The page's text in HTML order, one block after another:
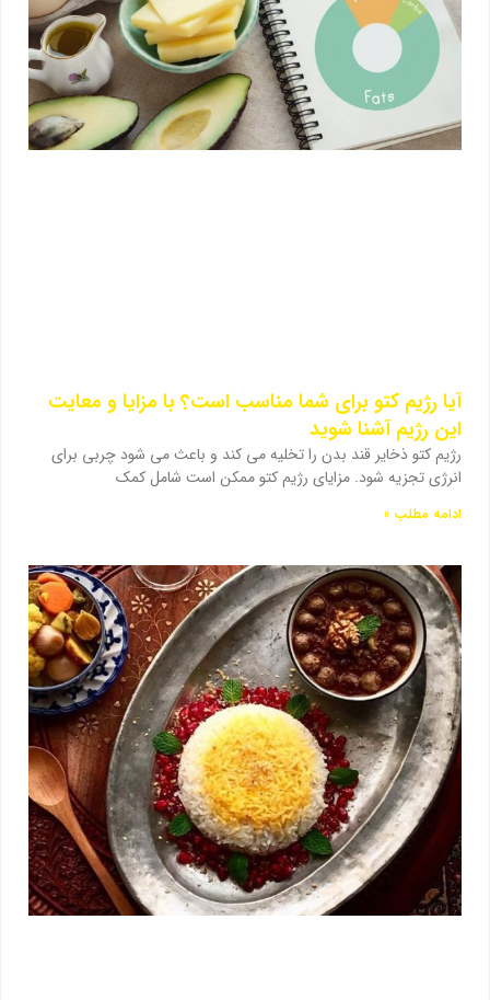
آیا رژیم کتو برای شما مناسب است؟ با مزایا و معایت
این رژیم آشنا شوید
رژیم کتو ذخایر قند بدن را تخلیه می کند و باعث می شود چربی برای
انرژی تجزیه شود. مزایای رژیم کتو ممکن است شامل کمک
ادامه مطلب »